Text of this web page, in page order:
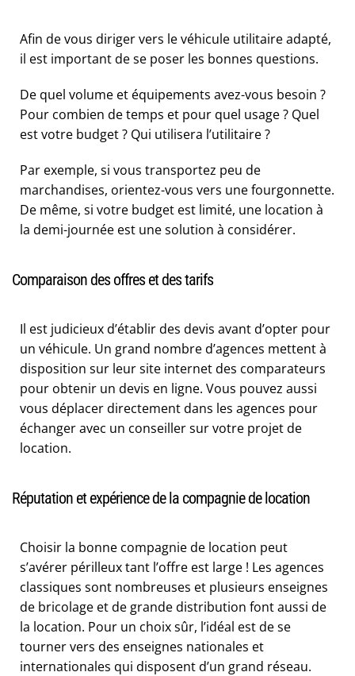
Afin de vous diriger vers le véhicule utilitaire adapté,
il est important de se poser les bonnes questions.
De quel volume et équipements avez-vous besoin ?
Pour combien de temps et pour quel usage ? Quel
est votre budget ? Qui utilisera l’utilitaire ?
Par exemple, si vous transportez peu de
marchandises, orientez-vous vers une fourgonnette.
De même, si votre budget est limité, une location à
la demi-journée est une solution à considérer.
Comparaison des offres et des tarifs
Il est judicieux d’établir des devis avant d’opter pour
un véhicule. Un grand nombre d’agences mettent à
disposition sur leur site internet des comparateurs
pour obtenir un devis en ligne. Vous pouvez aussi
vous déplacer directement dans les agences pour
échanger avec un conseiller sur votre projet de
location.
Réputation et expérience de la compagnie de location
Choisir la bonne compagnie de location peut
s’avérer périlleux tant l’offre est large ! Les agences
classiques sont nombreuses et plusieurs enseignes
de bricolage et de grande distribution font aussi de
la location. Pour un choix sûr, l’idéal est de se
tourner vers des enseignes nationales et
internationales qui disposent d’un grand réseau.